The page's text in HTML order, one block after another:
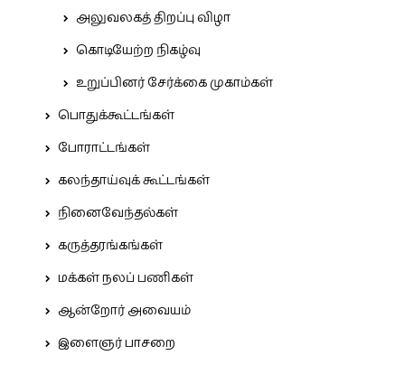
அலுவலகத் திறப்பு விழா
கொடியேற்ற நிகழ்வு
உறுப்பினர் சேர்க்கை முகாம்கள்
பொதுக்கூட்டங்கள்
போராட்டங்கள்
கலந்தாய்வுக் கூட்டங்கள்
நினைவேந்தல்கள்
கருத்தரங்கங்கள்
மக்கள் நலப் பணிகள்
ஆன்றோர் அவையம்
இளைஞர் பாசறை